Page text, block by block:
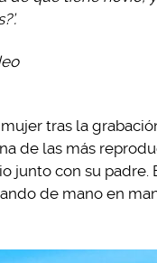
tras la
de las más
junto con su
de mano en